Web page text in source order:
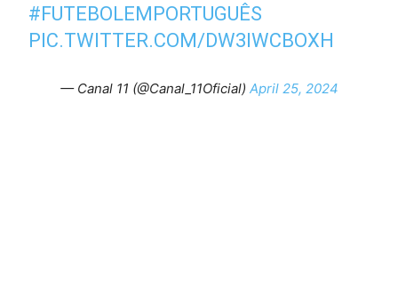
#FUTEBOLEMPORTUGUÊS
PIC.TWITTER.COM/DW3IWCBOXH
— Canal 11 (@Canal_11Oficial) April 25, 2024